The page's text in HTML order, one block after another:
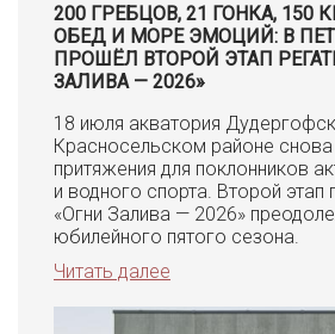
200 ГРЕБЦОВ, 21 ГОНКА, 150
ОБЕД И МОРЕ ЭМОЦИЙ: В
ПРОШЁЛ ВТОРОЙ ЭТАП
ЗАЛИВА — 2026»
18 июля акватория
Красносельском районе
притяжения для поклонников
и водного спорта. Второй этап
«Огни Залива — 2026»
юбилейного пятого сезона.
Читать далее